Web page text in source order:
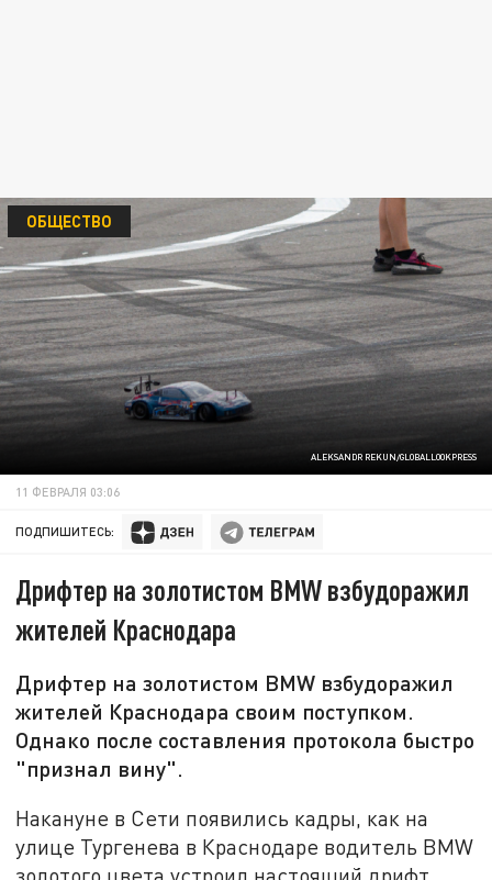
ALEKSANDR REKUN/GLOBALLOOKPRESS
ОБЩЕСТВО
11 ФЕВРАЛЯ 03:06
ПОДПИШИТЕСЬ:
Дрифтер на золотистом BMW взбудоражил
жителей Краснодара
Дрифтер на золотистом BMW взбудоражил
жителей Краснодара своим поступком.
Однако после составления протокола быстро
"признал вину".
Накануне в Сети появились кадры, как на
улице Тургенева в Краснодаре водитель BMW
золотого цвета устроил настоящий дрифт